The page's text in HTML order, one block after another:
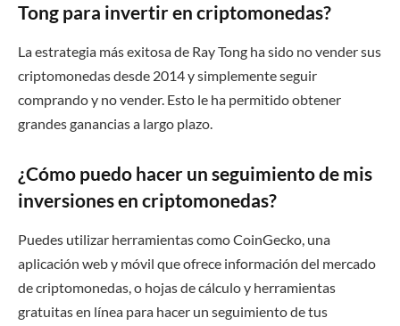
Tong para invertir en criptomonedas?
La estrategia más exitosa de Ray Tong ha sido no vender sus
criptomonedas desde 2014 y simplemente seguir
comprando y no vender. Esto le ha permitido obtener
grandes ganancias a largo plazo.
¿Cómo puedo hacer un seguimiento de mis
inversiones en criptomonedas?
Puedes utilizar herramientas como CoinGecko, una
aplicación web y móvil que ofrece información del mercado
de criptomonedas, o hojas de cálculo y herramientas
gratuitas en línea para hacer un seguimiento de tus